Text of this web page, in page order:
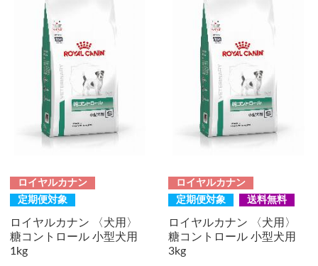
ロイヤルカナン
定期便対象
ロイヤルカナン 〈犬用〉
糖コントロール 小型犬用
1kg
ロイヤルカナン
定期便対象
送料無料
ロイヤルカナン 〈犬用〉
糖コントロール 小型犬用
3kg